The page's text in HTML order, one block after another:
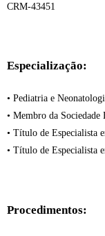
CRM-43451
Especialização:
• Pediatria e
• Membro da
• Título de Especialista
• Título de Especialista
Procedimentos: